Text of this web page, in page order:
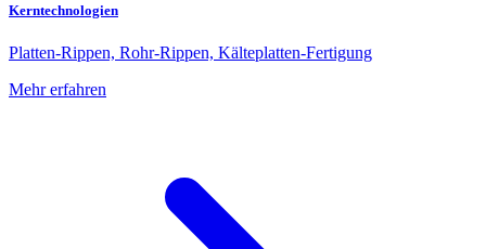
Kerntechnologien
Platten-Rippen, Rohr-Rippen, Kälteplatten-Fertigung
Mehr erfahren